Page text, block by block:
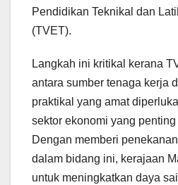
Pendidikan Teknikal dan
(TVET).
Langkah ini kritikal kerana
antara sumber tenaga kerja
praktikal yang amat
sektor ekonomi yang
Dengan memberi
dalam bidang ini, kerajaan
untuk meningkatkan daya